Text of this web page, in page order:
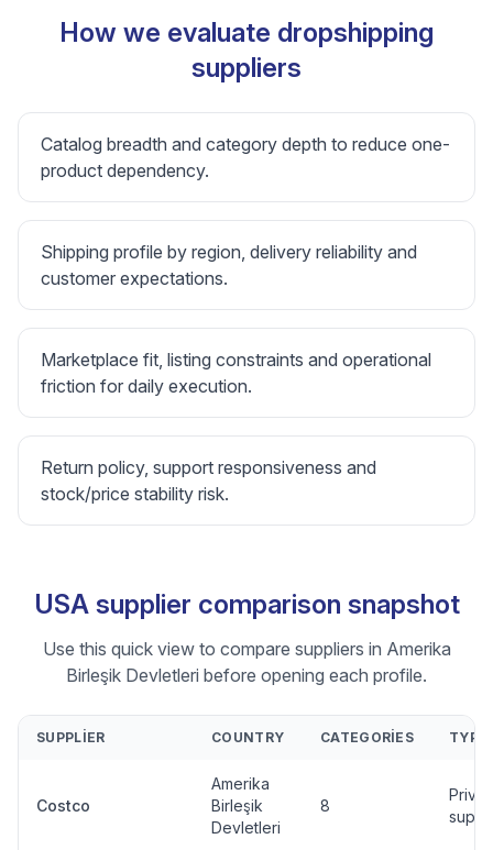
How we evaluate dropshipping
suppliers
Catalog breadth and category depth to reduce one-
product dependency.
Shipping profile by region, delivery reliability and
customer expectations.
Marketplace fit, listing constraints and operational
friction for daily execution.
Return policy, support responsiveness and
stock/price stability risk.
USA supplier comparison snapshot
Use this quick view to compare suppliers in Amerika
Birleşik Devletleri before opening each profile.
SUPPLIER COUNTRY CATEGORIES TYPE
Costco
Amerika
Birleşik
Devletleri
8